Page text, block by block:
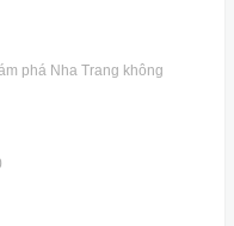
phá Nha Trang không